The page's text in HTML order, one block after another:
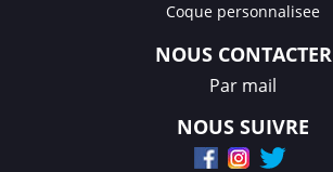
Coque personnalisee
NOUS CONTACTER
Par mail
NOUS SUIVRE